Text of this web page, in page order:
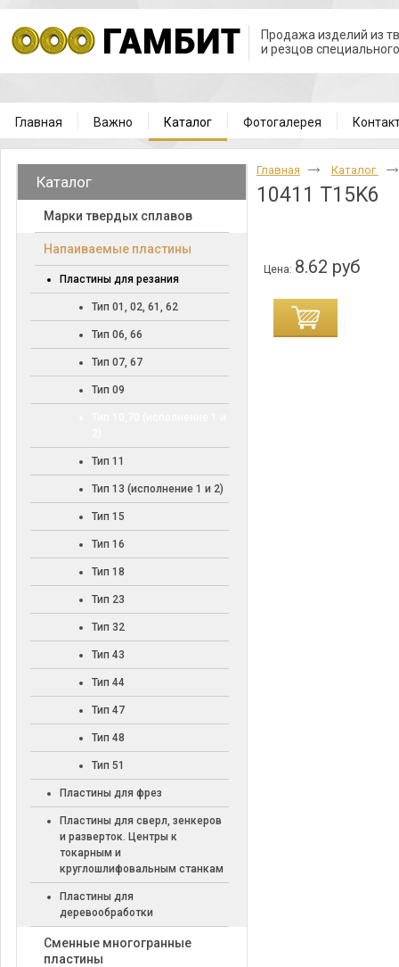
Продажа изделий из
и резцов
Главная Важно Каталог Фотогалерея
Каталог
Марки твердых сплавов
Напаиваемые пластины
Пластины для резания
Тип 01, 02, 61, 62
Тип 06, 66
Тип 07, 67
Тип 09
Тип 11
Тип 13 (исполнение 1 и 2)
Тип 15
Тип 16
Тип 18
Тип 23
Тип 32
Тип 43
Тип 44
Тип 47
Тип 48
Тип 51
Пластины для фрез
Пластины для сверл, зенкеров
и разверток. Центры к
токарным и
круглошлифовальным станкам
Пластины для
деревообработки
Cменные многогранные
пластины
Главная Каталог
10411 T15K6
Цена: 8.62 руб